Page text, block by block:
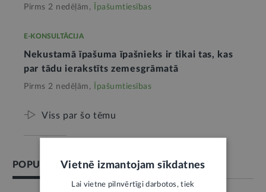
Pirms 2 nedēļām, Īpašumtiesības
E-KONSULTĀCIJA
Nekustamā īpašuma īpašnieks ir tikai tas, kas
par tādu ierakstīts zemesgrāmatā
Pirms 2 nedēļām, Īpašumtiesības
Viss par šo tēmu
POPULĀRĀKĀS TĒMAS
Vietnē izmantojam sīkdatnes
Lai vietne pilnvērtīgi darbotos, tiek